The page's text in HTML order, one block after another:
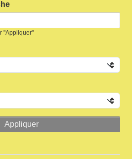
"Appliquer"